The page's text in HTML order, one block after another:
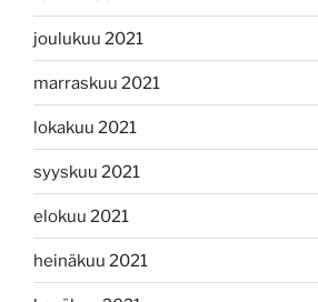
joulukuu 2021
marraskuu 2021
lokakuu 2021
syyskuu 2021
elokuu 2021
heinäkuu 2021